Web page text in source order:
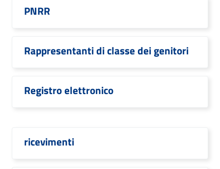
PNRR
Rappresentanti di classe dei genitori
Registro elettronico
ricevimenti